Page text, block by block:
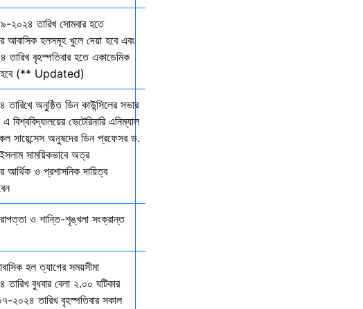
২০২৪ তারিখ সোমবার হতে
আবাসিক হলসমূহ খুলে দেয়া হবে এবং
বৃহস্পতিবার হতে একাডেমিক
হবে (** Updated)
অনুষ্ঠিত ডিন কাউন্সিলের সভার
বিশ্ববিদ্যালয়ের ভেটেরিনারি এনিম্যাল
সায়েন্সেস অনুষদের ডিন প্রফেসর ড.
সাময়িকভাবে অত্র
আর্থিক ও প্রশাসনিক দায়িত্ব
ও শান্তি-শৃঙ্খলা সংক্রান্ত
হল ত্যাগের সময়সীমা
বুধবার বেলা ২.০০ ঘটিকার
২০২৪ তারিখ বৃহস্পতিবার সকাল